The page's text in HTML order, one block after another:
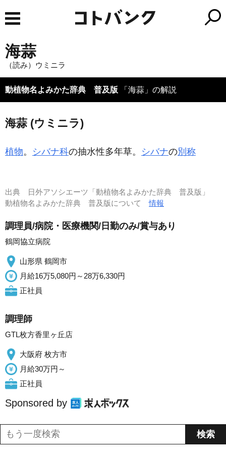
海蒜
（読み）ウミニラ
動植物名よみかた辞典 普及版 「海蒜」の解説
海蒜 (ウミニラ)
植物。 シバナ科の抽水性多年草。 シバナの別称
出典
日外アソシエーツ「動植物名よみかた辞典 普及版」
動植物名よみかた辞典 普及版について情報
調理員/病院・医療機関/日勤のみ/賞与あり
鶴岡協立病院
山形県 鶴岡市
月給16万5,080円～28万6,330円
正社員
調理師
GTL枚方香里ヶ丘店
大阪府 枚方市
月給30万円～
正社員
Sponsored by